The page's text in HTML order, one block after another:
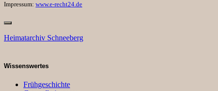
Impressum: www.e-recht24.de
Heimatarchiv Schneeberg
Wissenswertes
Frühgeschichte